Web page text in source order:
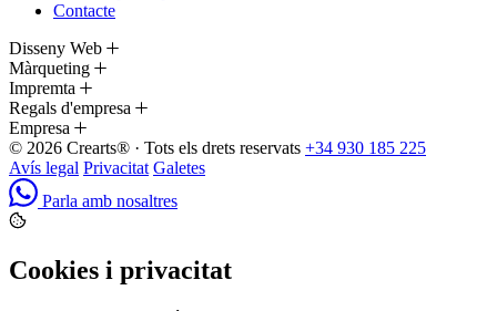
Contacte
Disseny Web
Màrqueting
Impremta
Regals d'empresa
Empresa
© 2026 Crearts® · Tots els drets reservats +34 930 185 225
Avís legal Privacitat Galetes
Parla amb nosaltres
Cookies i privacitat